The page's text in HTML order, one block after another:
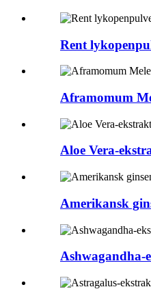
Rent
Aframomum
Aloe Vera-
Amerikansk
Ashwagandha-